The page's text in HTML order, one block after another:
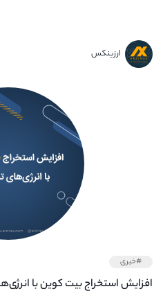
ارزینکس
#خبری
افزایش استخراج بیت کوین با